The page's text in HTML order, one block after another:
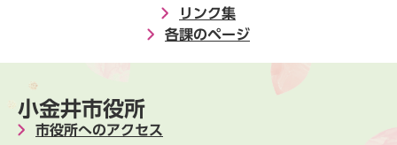
リンク集
各課のページ
小金井市役所
市役所へのアクセス